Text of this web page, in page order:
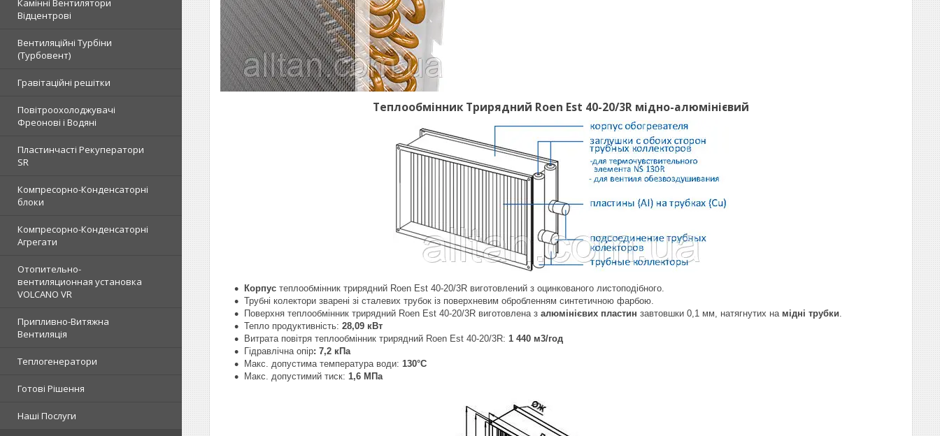
Камінні Вентилятори
Відцентрові
Вентиляційні Турбіни
(Турбовент)
Гравітаційні решітки
Повітроохолоджувачі
Фреонові і Водяні
Пластинчасті Рекуператори
SR
Компресорно-Конденсаторні
блоки
Компресорно-Конденсаторні
Агрегати
Отопительно-
вентиляционная установка
VOLCANO VR
Припливно-Витяжна
Вентиляція
Теплогенератори
Готові Рішення
Наші Послуги
Теплообмінник Трирядний Roen Est 40-20/3R мідно-алюмінієвий
Корпус теплообмінник трирядний Roen Est 40-20/3R виготовлений з оцинкованого листоподібного.
Трубні колектори зварені зі сталевих трубок із поверхневим обробленням синтетичною фарбою.
Поверхня теплообмінник трирядний Roen Est 40-20/3R виготовлена з алюмінієвих пластин завтовшки 0,1 мм, натягнутих на мідні трубки.
Тепло продуктивність: 28,09 кВт
Витрата повітря теплообмінник трирядний Roen Est 40-20/3R: 1 440 м3/год
Гідравлічна опір: 7,2 кПа
Макс. допустима температура води: 130°С
Макс. допустимий тиск: 1,6 МПа